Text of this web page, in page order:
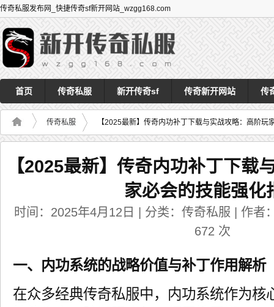
传奇私服发布网_快捷传奇sf新开网站_wzgg168.com
首页 传奇私服 新开传奇sf 传奇新开网站 传
传奇私服 【2025最新】传奇内功补丁下载与实战攻略：高阶玩
【2025最新】传奇内功补丁下载
家必会的技能强化
时间：2025年4月12日 | 分类：传奇私服 | 作者
672 次
一、内功系统的战略价值与补丁作用解析
在众多经典传奇私服中，内功系统作为核